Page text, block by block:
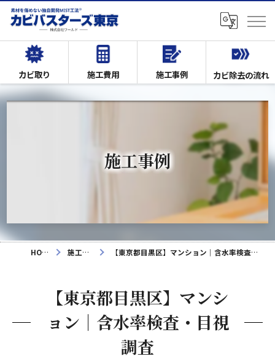
カビ取り 施工費用 施工事例 カビ除去の流れ
施工事例
HOME 施工事例 【東京都目黒区】マンション｜含水率検査・目視調査
【東京都目黒区】マンシ
ョン｜含水率検査・目視
調査